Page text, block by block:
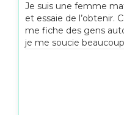
Je suis une femme
et essaie de l’obtenir.
me fiche des gens
je me soucie beaucoup